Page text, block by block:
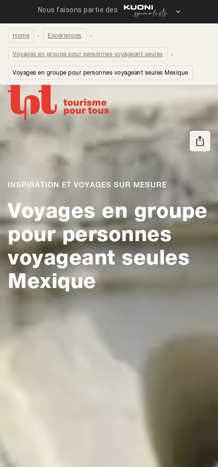
Home Expériences
Voyages en groupe pour personnes voyageant seules
Voyages en groupe pour personnes voyageant seules Mexique
Voyages en groupe
pour personnes
voyageant seules
Mexique
INSPIRATION ET VOYAGES SUR MESURE